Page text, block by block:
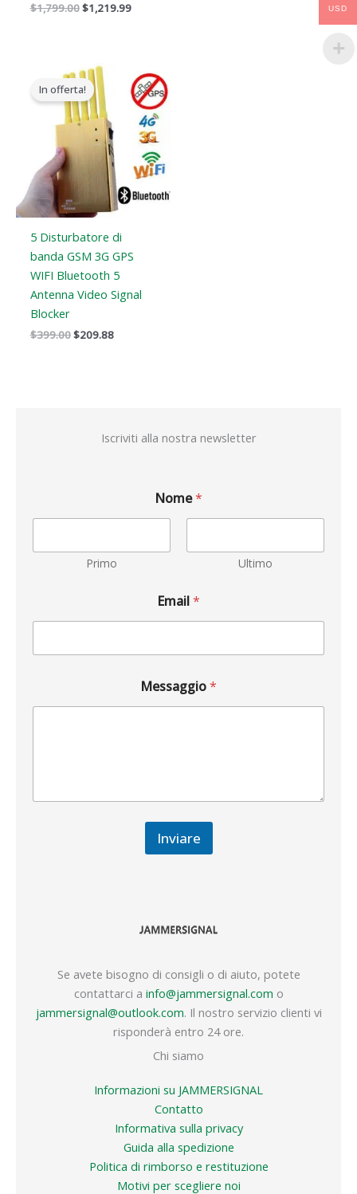
$1,799.00$1,219.99
In offerta!
5 Disturbatore di
banda GSM 3G GPS
WIFI Bluetooth 5
Antenna Video Signal
Blocker
$399.00
Il
prezzo
originale
era:
$399.00.
$209.88
prezzo
attuale
$209.88.
Iscriviti alla nostra newsletter
Nome*
Primo Ultimo
Email*
Messaggio*
Inviare
Se avete bisogno di consigli o di aiuto, potete
contattarci a info@jammersignal.com o
jammersignal@outlook.com. Il nostro servizio clienti vi
risponderà entro 24 ore.
Chi siamo
Informazioni su JAMMERSIGNAL
Contatto
Informativa sulla privacy
Guida alla spedizione
Politica di rimborso e restituzione
Motivi per scegliere noi
USD